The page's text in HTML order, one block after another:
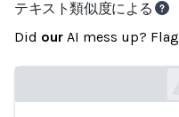
テキスト類似度による
Did our AI mess up? Flag